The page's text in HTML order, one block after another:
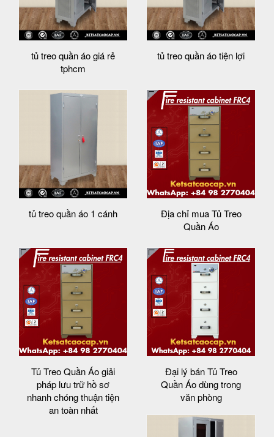
tủ treo quần áo giá rẻ
tphcm
tủ treo quần áo tiện lợi
tủ treo quần áo 1 cánh
Địa chỉ mua Tủ Treo
Quần Áo
Tủ Treo Quần Áo giải
pháp lưu trữ hồ sơ
nhanh chóng thuận tiện
an toàn nhất
Đại lý bán Tủ Treo
Quần Áo dùng trong
văn phòng